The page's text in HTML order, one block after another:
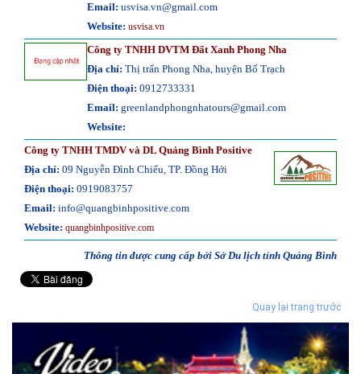
Email: usvisa.vn@gmail.com
Website: usvisa.vn
Công ty TNHH DVTM Đất Xanh Phong Nha
Địa chỉ: Thị trấn Phong Nha, huyện Bố Trạch
Điện thoại: 0912733331
Email: greenlandphongnhatours@gmail.com
Website:
Công ty TNHH TMDV và DL Quảng Bình Positive
Địa chỉ: 09 Nguyễn Đình Chiểu, TP. Đồng Hới
Điện thoại: 0919083757
Email: info@quangbinhpositive.com
Website: quangbinhpositive.com
Thông tin được cung cấp bởi Sở Du lịch tỉnh Quảng Bình
Quay lại trang trước